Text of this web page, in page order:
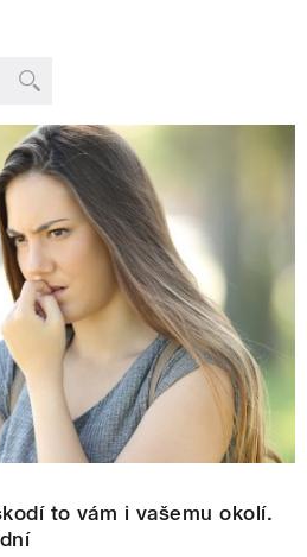
to vám i vašemu okolí.